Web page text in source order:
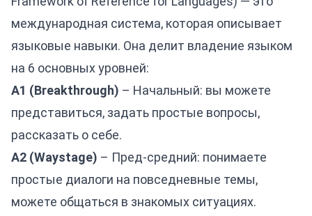
международная система, которая описывает
языковые навыки. Она делит владение языком
на 6 основных уровней:
A1 (Breakthrough) – Начальный: вы можете
представиться, задать простые вопросы,
рассказать о себе.
A2 (Waystage) – Пред-средний: понимаете
простые диалоги на повседневные темы,
можете общаться в знакомых ситуациях.